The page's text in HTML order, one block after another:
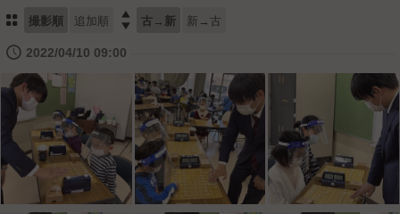
⚏ 撮影順 追加順  古→新 新→古
🕔 2022/04/10 09:00